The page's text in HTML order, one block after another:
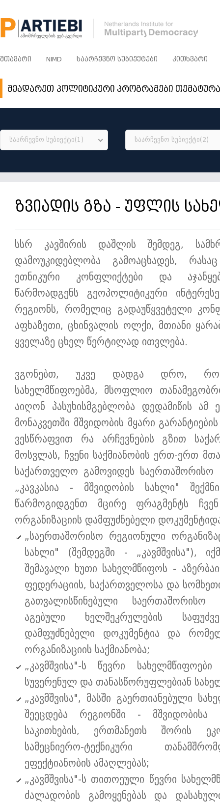
ᲛᲗᲐᲕᲐᲠᲘ NIMD ᲡᲐᲐᲠᲩᲔᲕᲜᲝ ᲡᲣᲑᲘᲔᲥᲢᲔᲑᲘ ᲙᲘᲗᲮᲕᲐᲠᲘ
შეადარეთ პოლიტიკური პროგრამები
საარჩევნო სუბიექტი(1) საარჩევნო სუბიექტი(2)
ზვიადის გზა - უფლის
სსრ კავშირის დაშლის შემდეგ,
დამოუკიდებლობა გამოაცხადეს,
ეთნიკური კონფლიქტები და
წარმოადგენს გეოპოლიტიკური
რეგიონს, რომელიც გადაუწყვეტელი
აფხაზეთი, ცხინვალის ოლქი, მთიანი
ყველაზე ცხელ წერტილად ითვლება.
ვგონებთ, უკვე დადგა დრო, რომ
სახელმწიფოებმა, მსოფლიო
აიღონ პასუხისმგებლობა დედამიწის ამ
მონაკვეთში მშვიდობის მყარი
ვესწრაფვით რა არჩევნების გზით
მოსვლას, ჩვენი საქმიანობის ერთ-ერთ
საქართველო გამოვიდეს საერთაშორისო
„კავკასია - მშვიდობის სახლი"
წარმოგიდგენთ მცირე ფრაგმენტს
ორგანიზაციის დამფუძნებელი
„საერთაშორისო რეგიონული
სახლი" (შემდეგში - „კავმშვისა"),
შემავალი ხუთი სახელმწიფოს -
ფედერაციის, საქართველოსა და
გათვალისწინებული საერთაშორისო
აგებული ხელშეკრულების
დამფუძნებელი დოკუმენტია და
ორგანიზაციის საქმიანობა;
„კავმშვისა"-ს წევრი
სუვერენულ და თანასწორუფლებიან
„კავმშვისა", მასში გაერთიანებული
შეეცდება რეგიონში -
საკითხების, ერთმანეთს შორის
სამეცნიერო-ტექნიკური
ეფექტიანობის ამაღლებას;
„კავმშვისა"-ს თითოეული წევრი
ძალადობის გამოყენებას და